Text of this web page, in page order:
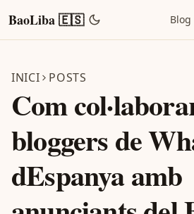
BaoLiba 🇪🇸 Blog
INICI POSTS
Com
bloggers de
dEspanya amb